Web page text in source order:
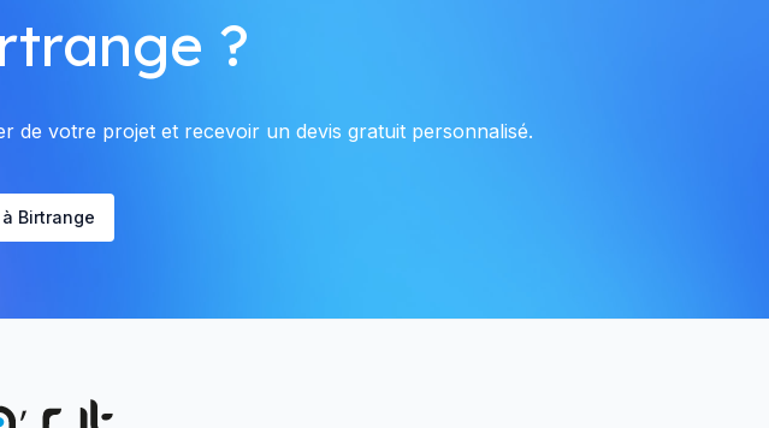
?
de votre projet et recevoir un devis gratuit personnalisé.
Birtrange